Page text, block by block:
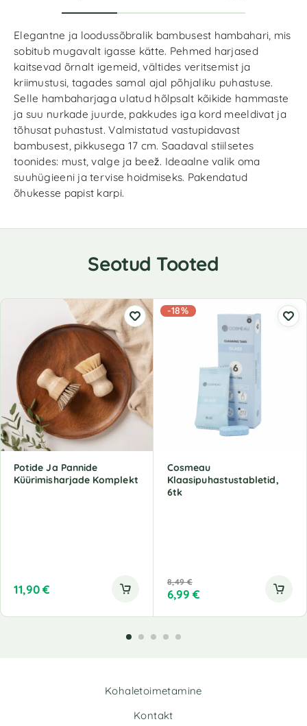
Elegantne ja loodussõbralik bambusest hambahari, mis
sobitub mugavalt igasse kätte. Pehmed harjased
kaitsevad õrnalt igemeid, vältides veritsemist ja
kriimustusi, tagades samal ajal põhjaliku puhastuse.
Selle hambaharjaga ulatud hõlpsalt kõikide hammaste
ja suu nurkade juurde, pakkudes iga kord meeldivat ja
tõhusat puhastust. Valmistatud vastupidavast
bambusest, pikkusega 17 cm. Saadaval stiilsetes
toonides: must, valge ja beež. Ideaalne valik oma
suuhügieeni ja tervise hoidmiseks. Pakendatud
õhukesse papist karpi.
Seotud Tooted
Potide Ja Pannide
Küürimisharjade Komplekt
11,90€
-18%
Cosmeau
Klaasipuhastustabletid,
6tk
8,49€
6,99€
Kohaletoimetamine
Kontakt